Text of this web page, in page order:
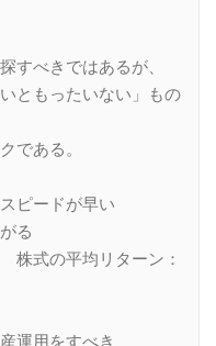
すべきではあるが、
ともったいない」もの
である。
ピードが早い
る
株式の平均リターン：
運用をすべき